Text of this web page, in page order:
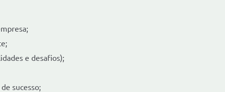
e desafios);
sucesso;